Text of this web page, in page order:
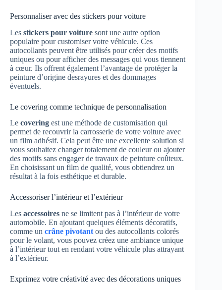
Personnaliser avec des stickers pour voiture
Les stickers pour voiture sont une autre option
populaire pour customiser votre véhicule. Ces
autocollants peuvent être utilisés pour créer des motifs
uniques ou pour afficher des messages qui vous tiennent
à cœur. Ils offrent également l’avantage de protéger la
peinture d’origine desrayures et des dommages
éventuels.
Le covering comme technique de personnalisation
Le covering est une méthode de customisation qui
permet de recouvrir la carrosserie de votre voiture avec
un film adhésif. Cela peut être une excellente solution si
vous souhaitez changer totalement de couleur ou ajouter
des motifs sans engager de travaux de peinture coûteux.
En choisissant un film de qualité, vous obtiendrez un
résultat à la fois esthétique et durable.
Accessoriser l’intérieur et l’extérieur
Les accessoires ne se limitent pas à l’intérieur de votre
automobile. En ajoutant quelques éléments décoratifs,
comme un crâne pivotant ou des autocollants colorés
pour le volant, vous pouvez créez une ambiance unique
à l’intérieur tout en rendant votre véhicule plus attrayant
à l’extérieur.
Exprimez votre créativité avec des décorations uniques